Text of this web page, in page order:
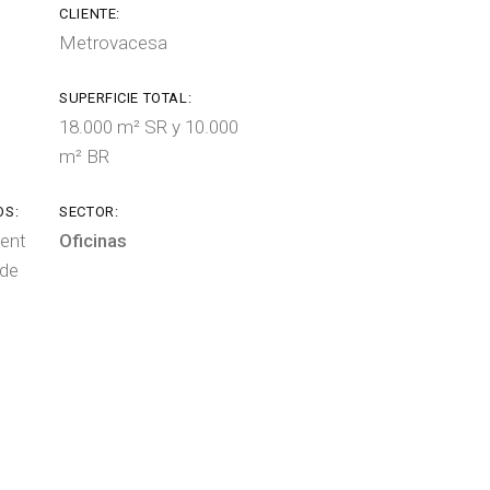
CLIENTE:
Metrovacesa
SUPERFICIE TOTAL:
18.000 m² SR y 10.000
m² BR
SECTOR:
Oficinas